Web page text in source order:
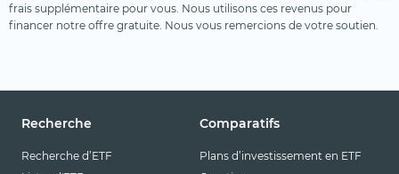
frais supplémentaire pour vous. Nous utilisons ces revenus pour
financer notre offre gratuite. Nous vous remercions de votre soutien.
Recherche
Recherche d’ETF
Comparatifs
Plans d’investissement en ETF